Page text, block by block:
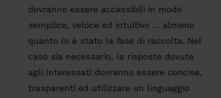
dovranno essere accessibili in modo
semplice, veloce ed intuitivo … almeno
quanto lo è stato la fase di raccolta. Nel
caso sia necessario, le risposte dovute
agli Interessati dovranno essere concise,
trasparenti ed utilizzare un linguaggio